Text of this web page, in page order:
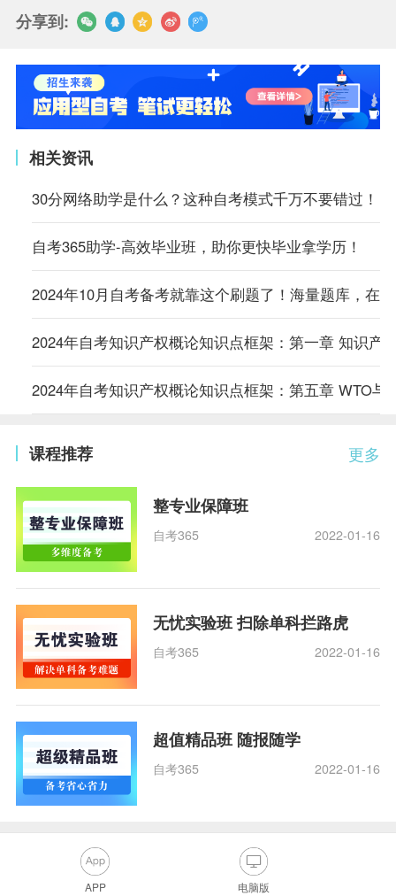
分享到:
相关资讯
30分网络助学是什么？这种自考模式千万不要错过！
自考365助学-高效毕业班，助你更快毕业拿学历！
2024年10月自考备考就靠这个刷题了！海量题库，在
2024年自考知识产权概论知识点框架：第一章 知识产
2024年自考知识产权概论知识点框架：第五章 WTO与
更多
课程推荐
整专业保障班
自考365 2022-01-16
无忧实验班 扫除单科拦路虎
自考365 2022-01-16
超值精品班 随报随学
自考365 2022-01-16
APP 电脑版